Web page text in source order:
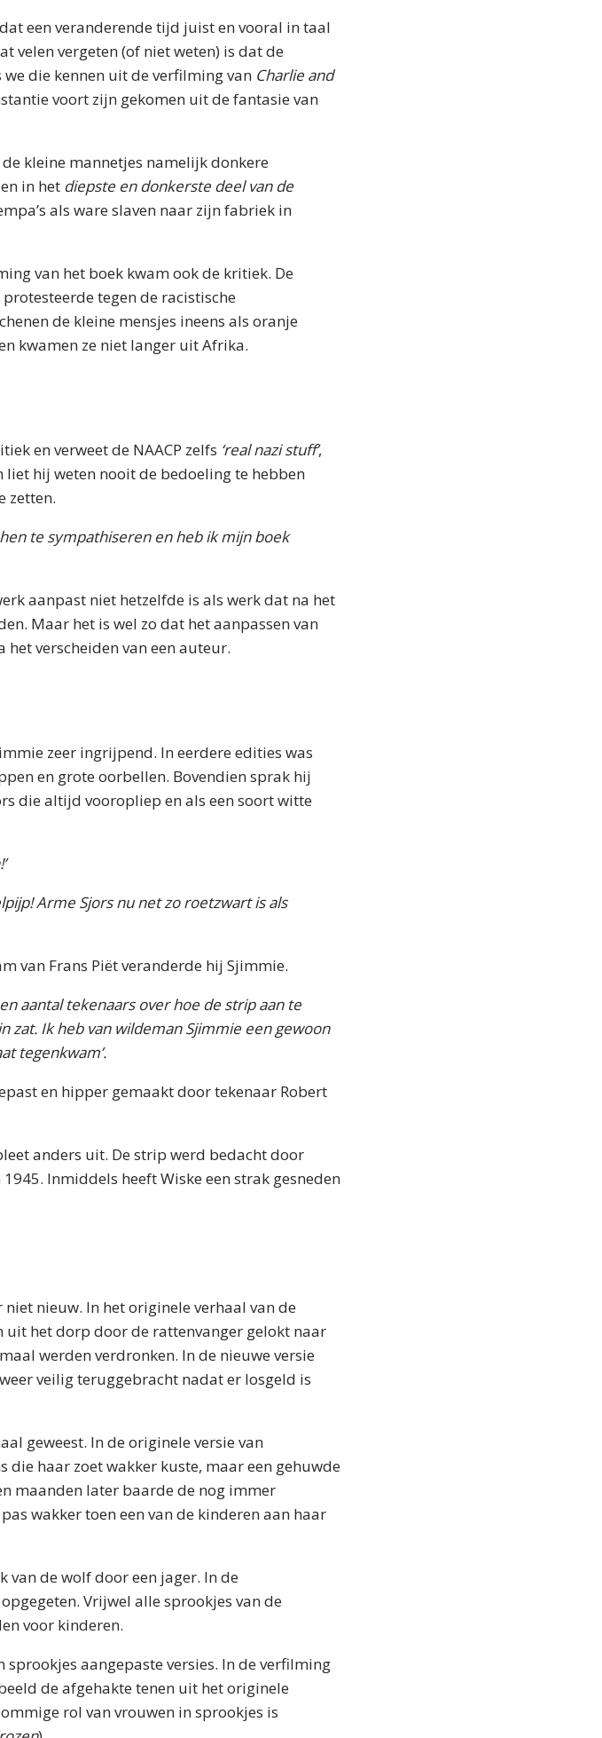
een veranderende tijd juist en vooral in taal
velen vergeten (of niet weten) is dat de
die kennen uit de verfilming van Charlie and
voort zijn gekomen uit de fantasie van
kleine mannetjes namelijk donkere
in het diepste en donkerste deel van de
als ware slaven naar zijn fabriek in
van het boek kwam ook de kritiek. De
tegen de racistische
de kleine mensjes ineens als oranje
kwamen ze niet langer uit Afrika.
en verweet de NAACP zelfs ‘real nazi stuff’,
hij weten nooit de bedoeling te hebben
zetten.
te sympathiseren en heb ik mijn boek
aanpast niet hetzelfde is als werk dat na het
Maar het is wel zo dat het aanpassen van
verscheiden van een auteur.
zeer ingrijpend. In eerdere edities was
en grote oorbellen. Bovendien sprak hij
die altijd vooropliep en als een soort witte
Arme Sjors nu net zo roetzwart is als
van Frans Piët veranderde hij Sjimmie.
aantal tekenaars over hoe de strip aan te
zat. Ik heb van wildeman Sjimmie een gewoon
tegenkwam’.
en hipper gemaakt door tekenaar Robert
anders uit. De strip werd bedacht door
Inmiddels heeft Wiske een strak gesneden
nieuw. In het originele verhaal van de
uit het dorp door de rattenvanger gelokt naar
werden verdronken. In de nieuwe versie
veilig teruggebracht nadat er losgeld is
geweest. In de originele versie van
die haar zoet wakker kuste, maar een gehuwde
maanden later baarde de nog immer
wakker toen een van de kinderen aan haar
de wolf door een jager. In de
Vrijwel alle sprookjes van de
voor kinderen.
aangepaste versies. In de verfilming
de afgehakte tenen uit het originele
rol van vrouwen in sprookjes is